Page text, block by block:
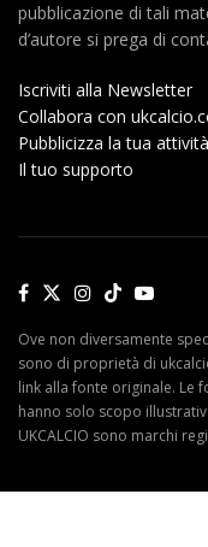
pubblicazione di tali
d’autore si prega di
Iscriviti alla Newsletter
Collabora con
Pubblicizza la tua attività
Il tuo supporto
Ove non diversamente
sono di proprietà di
link alla fonte originale.
hanno solo scopo
UKCALCIO sono marchi